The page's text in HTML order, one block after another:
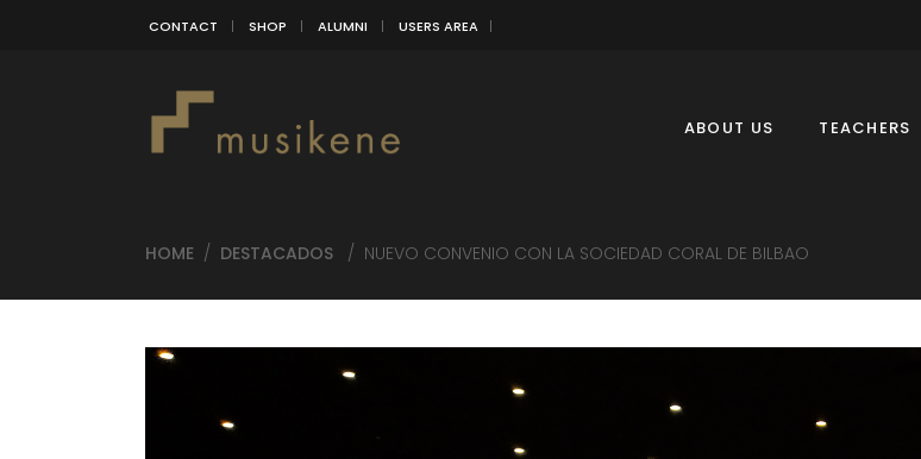
CONTACT SHOP ALUMNI USERS AREA
ABOUT US TEACHERS
HOME / DESTACADOS / NUEVO CONVENIO CON LA SOCIEDAD CORAL DE BILBAO